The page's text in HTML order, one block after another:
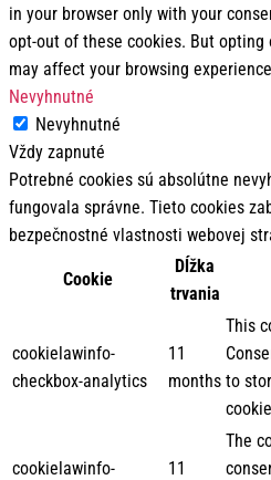
in your browser only with your
opt-out of these cookies. But
may affect your browsing
Nevyhnutné
Nevyhnutné
Vždy zapnuté
Potrebné cookies sú absolútne
fungovala správne. Tieto cookies
bezpečnostné vlastnosti webovej
Cookie
Dĺžka
trvania
cookielawinfo-
checkbox-analytics
11
months
This
to
cookielawinfo-
11
The